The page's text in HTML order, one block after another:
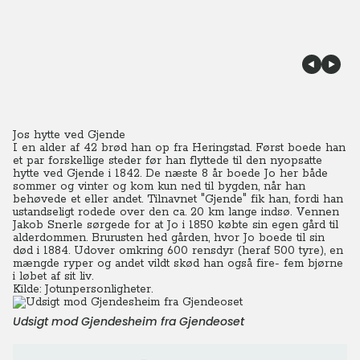
Jos hytte ved Gjende
I en alder af 42 brød han op fra Heringstad. Først boede han
et par forskellige steder før han flyttede til den nyopsatte
hytte ved Gjende i 1842. De næste 8 år boede Jo her både
sommer og vinter og kom kun ned til bygden, når han
behøvede et eller andet. Tilnavnet "Gjende" fik han, fordi han
ustandseligt rodede over den ca. 20 km lange indsø. Vennen
Jakob Snerle sørgede for at Jo i 1850 købte sin egen gård til
alderdommen. Brurusten hed gården, hvor Jo boede til sin
død i 1884. Udover omkring 600 rensdyr (heraf 500 tyre), en
mængde ryper og andet vildt skød han også fire- fem bjørne
i løbet af sit liv.
Kilde: Jotunpersonligheter.
Udsigt mod Gjendesheim fra Gjendeoset